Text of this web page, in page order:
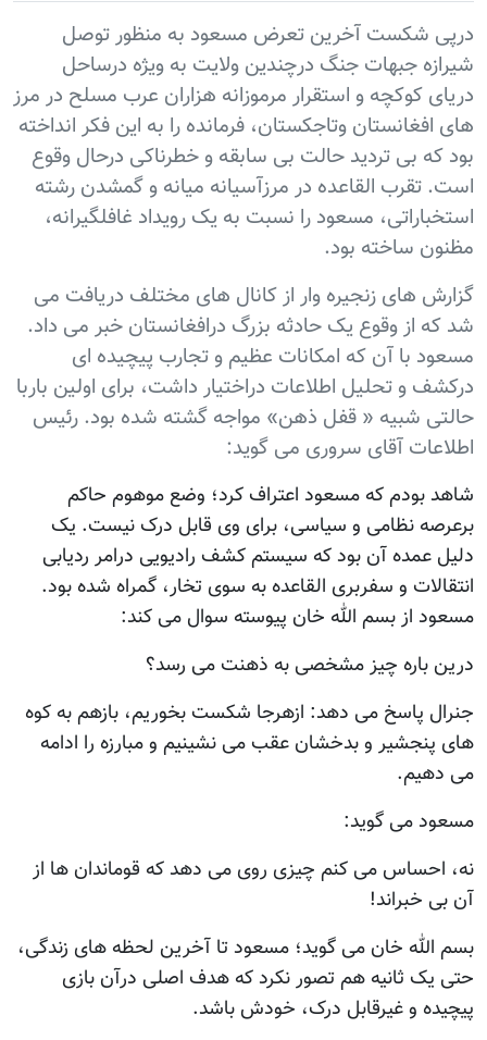
درپی شکست آخرین تعرض مسعود به منظور توصل
شیرازه جبهات جنگ درچندین ولایت به ویژه درساحل
دریای کوکچه و استقرار مرموزانه هزاران عرب مسلح در مرز
های افغانستان وتاجکستان، فرمانده را به این فکر انداخته
بود که بی تردید حالت بی سابقه و خطرناکی درحال وقوع
است. تقرب القاعده در مرزآسیانه میانه و گمشدن رشته
استخباراتی، مسعود را نسبت به یک رویداد غافلگیرانه،
مظنون ساخته بود.
گزارش های زنجیره وار از کانال های مختلف دریافت می
شد که از وقوع یک حادثه بزرگ درافغانستان خبر می داد.
مسعود با آن که امکانات عظیم و تجارب پیچیده ای
درکشف و تحلیل اطلاعات دراختیار داشت، برای اولین باربا
حالتی شبیه « قفل ذهن» مواجه گشته شده بود. رئیس
اطلاعات آقای سروری می گوید:
شاهد بودم که مسعود اعتراف کرد؛ وضع موهوم حاکم
برعرصه نظامی و سیاسی، برای وی قابل درک نیست. یک
دلیل عمده آن بود که سیستم کشف رادیویی درامر ردیابی
انتقالات و سفربری القاعده به سوی تخار، گمراه شده بود.
مسعود از بسم الله خان پیوسته سوال می کند:
درین باره چیز مشخصی به ذهنت می رسد؟
جنرال پاسخ می دهد: ازهرجا شکست بخوریم، بازهم به کوه
های پنجشیر و بدخشان عقب می نشینیم و مبارزه را ادامه
می دهیم.
مسعود می گوید:
نه، احساس می کنم چیزی روی می دهد که قوماندان ها از
آن بی خبراند!
بسم الله خان می گوید؛ مسعود تا آخرین لحظه های زندگی،
حتی یک ثانیه هم تصور نکرد که هدف اصلی درآن بازی
پیچیده و غیرقابل درک، خودش باشد.